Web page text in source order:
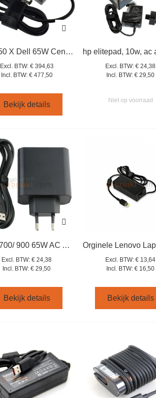
partij 50 X Dell 65W Centerpin AC-Adapter (70102)
Excl. BTW: € 394,63
Incl. BTW: € 477,50
Bekijk details
Excl. BTW: € 24,38
Incl. BTW: € 29,50
Niet op voorraad
Yoga 700/ 900 65W AC Adapter GX20K15998
Excl. BTW: € 24,38
Incl. BTW: € 29,50
Bekijk details
Excl. BTW: € 13,64
Incl. BTW: € 16,50
Bekijk details